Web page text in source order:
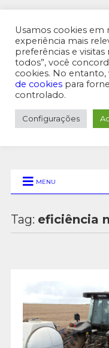
MENU SUPERIOR
MENU
Tag: eficiência
Usamos cookies em
experiência mais
preferências e
todos”, você
cookies. No
de cookies para
controlado.
Configurações